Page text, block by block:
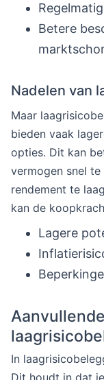
Betere
Nadelen van
Maar
bieden vaak
opties. Dit kan
vermogen snel
rendement te
kan de
Lagere
In